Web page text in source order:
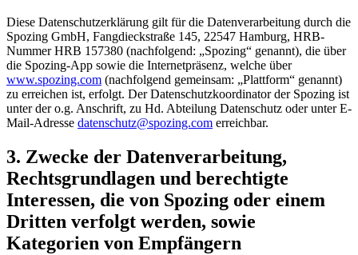
Diese Datenschutzerklärung gilt für die Datenverarbeitung durch die
Spozing GmbH, Fangdieckstraße 145, 22547 Hamburg, HRB-
Nummer HRB 157380 (nachfolgend: „Spozing“ genannt), die über
die Spozing-App sowie die Internetpräsenz, welche über
www.spozing.com (nachfolgend gemeinsam: „Plattform“ genannt)
zu erreichen ist, erfolgt. Der Datenschutzkoordinator der Spozing ist
unter der o.g. Anschrift, zu Hd. Abteilung Datenschutz oder unter E-
Mail-Adresse datenschutz@spozing.com erreichbar.
3. Zwecke der Datenverarbeitung,
Rechtsgrundlagen und berechtigte
Interessen, die von Spozing oder einem
Dritten verfolgt werden, sowie
Kategorien von Empfängern